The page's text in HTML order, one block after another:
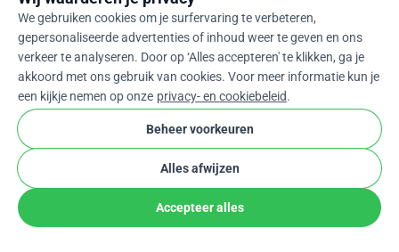
Helpdesk
Tarieven
Neem Contact Op
Meer bronnenexpand_more
We gebruiken cookies om je surfervaring te verbeteren,
gepersonaliseerde advertenties of inhoud weer te geven en ons
verkeer te analyseren. Door op ‘Alles accepteren' te klikken, ga je
akkoord met ons gebruik van cookies. Voor meer informatie kun je
een kijkje nemen op onze privacy- en cookiebeleid.
Beheer voorkeuren
Alles afwijzen
Accepteer alles